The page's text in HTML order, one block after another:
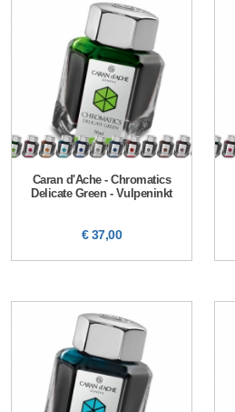
Caran d'Ache - Chromatics
Delicate Green - Vulpeninkt
€ 37,00